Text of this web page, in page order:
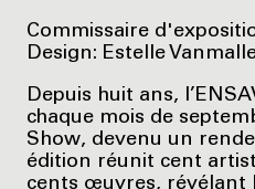
Commissaire
Design: Estelle
Depuis huit ans,
chaque mois de
Show, devenu un
édition réunit cent
cents œuvres, révélant